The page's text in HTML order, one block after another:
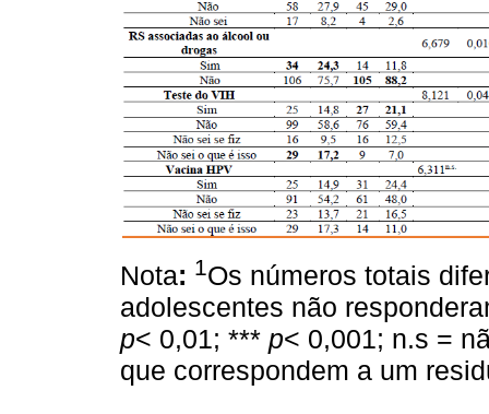
Nota: 1Os números totais
adolescentes não
p< 0,01; *** p< 0,001; n.s =
que correspondem a um